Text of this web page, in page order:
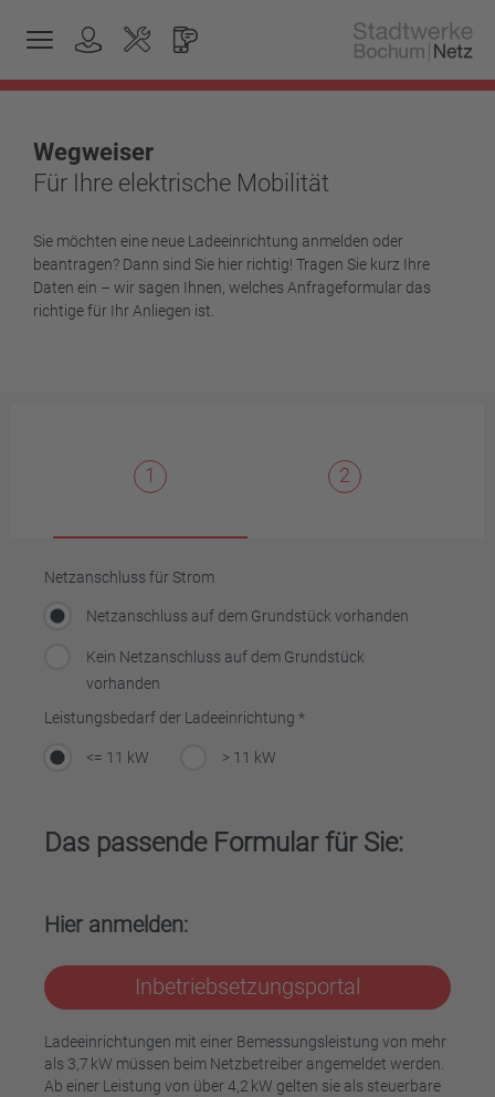
Wegweiser
Für Ihre elektrische Mobilität
Sie möchten eine neue Ladeeinrichtung anmelden oder
beantragen? Dann sind Sie hier richtig! Tragen Sie kurz Ihre
Daten ein – wir sagen Ihnen, welches Anfrageformular das
richtige für Ihr Anliegen ist.
1 2
Netzanschluss für Strom
Netzanschluss auf dem Grundstück vorhanden
Kein Netzanschluss auf dem Grundstück
vorhanden
Leistungsbedarf der Ladeeinrichtung *
<= 11 kW > 11 kW
Das passende Formular für Sie:
Hier anmelden:
Inbetriebsetzungsportal
Ladeeinrichtungen mit einer Bemessungsleistung von mehr
als 3,7 kW müssen beim Netzbetreiber angemeldet werden.
Ab einer Leistung von über 4,2 kW gelten sie als steuerbare